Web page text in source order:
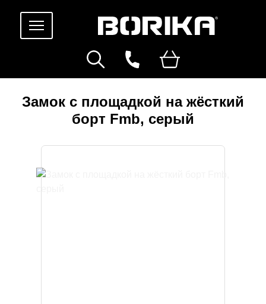
Замок с площадкой на жёсткий
борт Fmb, серый